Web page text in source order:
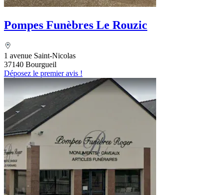
Pompes Funèbres Le Rouzic
1 avenue Saint-Nicolas
37140 Bourgueil
Déposez le premier avis !